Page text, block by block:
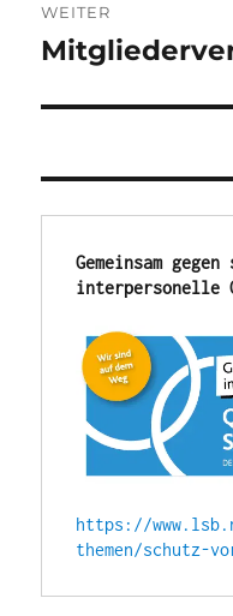
WEITER
Nächster
Gemeinsam
interpersonelle
https://
themen/schutz-